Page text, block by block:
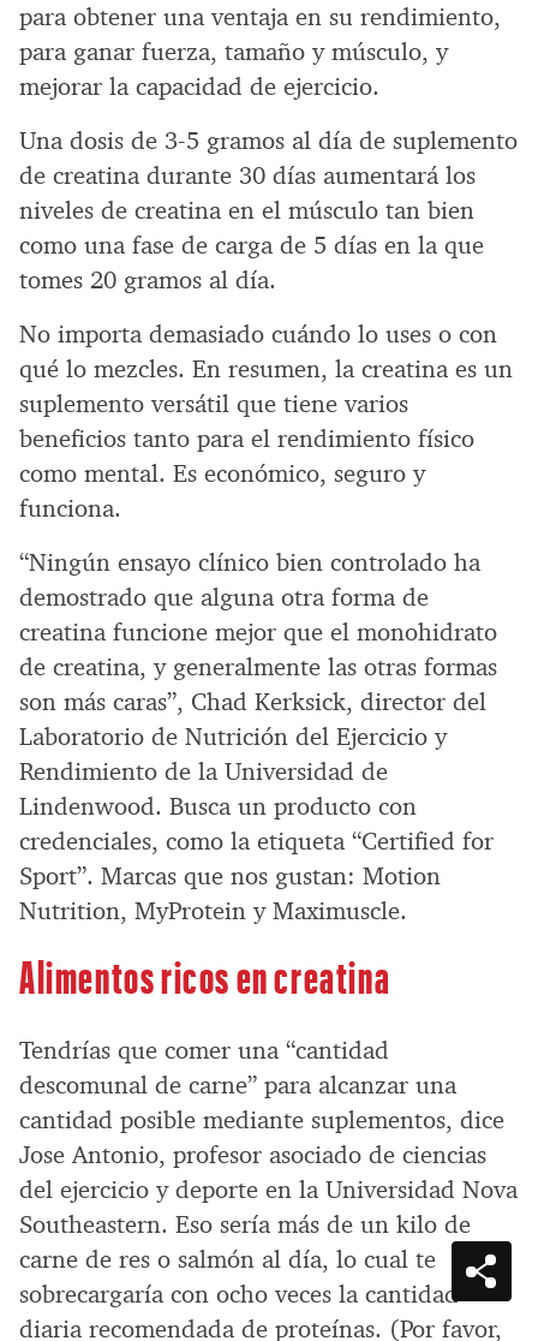
para obtener una ventaja en su rendimiento,
para ganar fuerza, tamaño y músculo, y
mejorar la capacidad de ejercicio.
Una dosis de 3-5 gramos al día de suplemento
de creatina durante 30 días aumentará los
niveles de creatina en el músculo tan bien
como una fase de carga de 5 días en la que
tomes 20 gramos al día.
No importa demasiado cuándo lo uses o con
qué lo mezcles. En resumen, la creatina es un
suplemento versátil que tiene varios
beneficios tanto para el rendimiento físico
como mental. Es económico, seguro y
funciona.
“Ningún ensayo clínico bien controlado ha
demostrado que alguna otra forma de
creatina funcione mejor que el monohidrato
de creatina, y generalmente las otras formas
son más caras”, Chad Kerksick, director del
Laboratorio de Nutrición del Ejercicio y
Rendimiento de la Universidad de
Lindenwood. Busca un producto con
credenciales, como la etiqueta “Certified for
Sport”. Marcas que nos gustan: Motion
Nutrition, MyProtein y Maximuscle.
Alimentos ricos en creatina
Tendrías que comer una “cantidad
descomunal de carne” para alcanzar una
cantidad posible mediante suplementos, dice
Jose Antonio, profesor asociado de ciencias
del ejercicio y deporte en la Universidad Nova
Southeastern. Eso sería más de un kilo de
carne de res o salmón al día, lo cual te
sobrecargaría con ocho veces la cantidad
diaria recomendada de proteínas. (Por favor,